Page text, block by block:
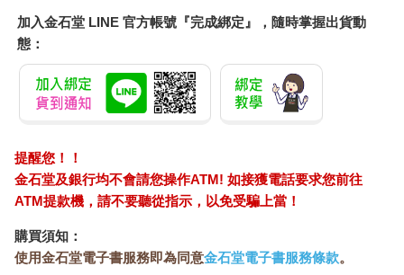
加入金石堂 LINE 官方帳號『完成綁定』，隨時掌握出貨動
態：
提醒您！！
金石堂及銀行均不會請您操作ATM! 如接獲電話要求您前往
ATM提款機，請不要聽從指示，以免受騙上當！
購買須知：
使用金石堂電子書服務即為同意金石堂電子書服務條款。